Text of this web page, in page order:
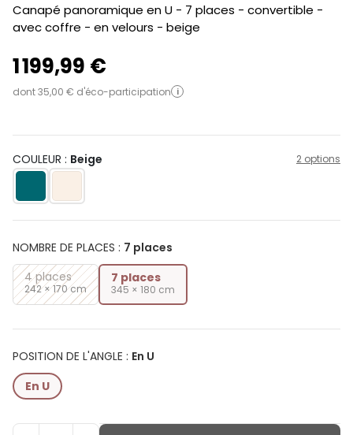
-
Canapé panoramique en U - 7 places - convertible -
avec coffre - en velours - beige
1 199,99 €
dont 35,00 € d'éco-participation i
COULEUR : Beige 2 options
NOMBRE DE PLACES : 7 places
4 places
242 × 170 cm
7 places
345 × 180 cm
POSITION DE L'ANGLE : En U
En U